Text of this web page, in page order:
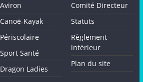
Aviron
Canoë-Kayak
Périscolaire
Sport Santé
Dragon Ladies
Comité Directeur
Statuts
Règlement
intérieur
Plan du site